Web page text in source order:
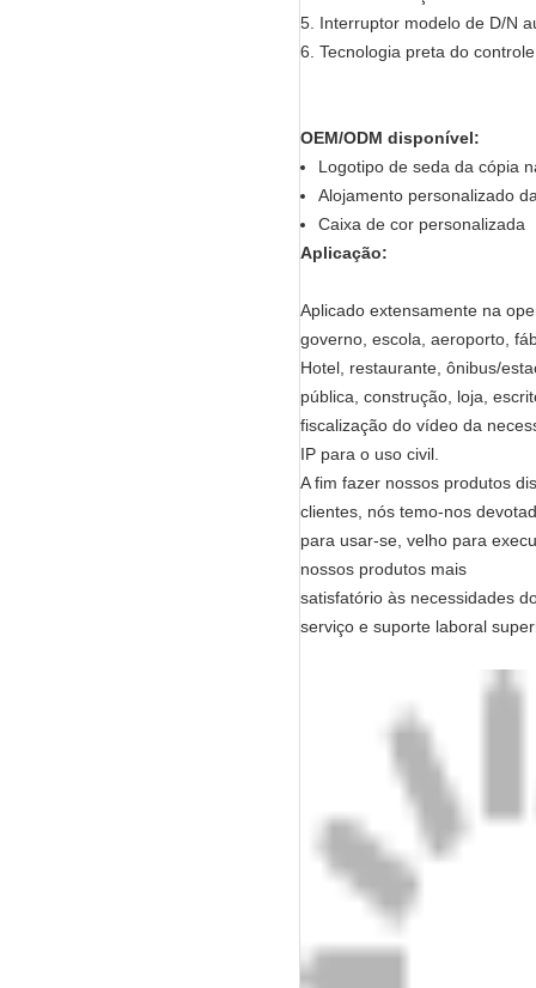
5. Interruptor modelo de D/N
6. Tecnologia preta do
OEM/ODM disponível:
Logotipo de seda da cópia
Alojamento personalizado
Caixa de cor personalizada
Aplicação:
Aplicado extensamente na
governo, escola, aeroporto,
Hotel, restaurante, ônibus/
pública, construção, loja,
fiscalização do vídeo da
IP para o uso civil.
A fim fazer nossos produtos
clientes, nós temo-nos
para usar-se, velho para
nossos produtos mais
satisfatório às necessidades
serviço e suporte laboral